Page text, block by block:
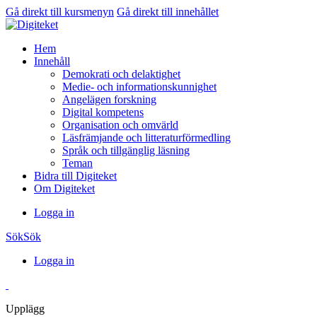
Gå direkt till kursmenyn Gå direkt till innehållet
Hem
Innehåll
Demokrati och delaktighet
Medie- och informationskunnighet
Angelägen forskning
Digital kompetens
Organisation och omvärld
Läsfrämjande och litteraturförmedling
Språk och tillgänglig läsning
Teman
Bidra till Digiteket
Om Digiteket
Logga in
SökSök
Logga in
Upplägg